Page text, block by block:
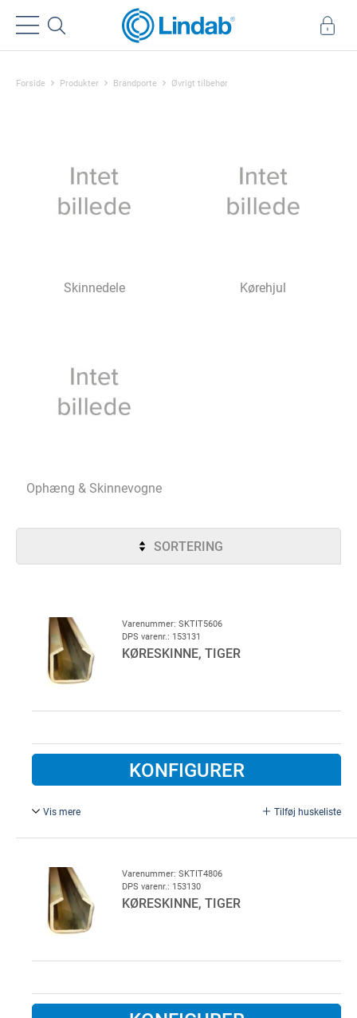
Forside Produkter Brandporte Øvrigt tilbehør
Skinnedele Kørehjul
Ophæng & Skinnevogne
SORTERING
Varenummer: SKTIT5606
DPS varenr.: 153131
KØRESKINNE, TIGER
KONFIGURER
Vis mere Tilføj huskeliste
Varenummer: SKTIT4806
DPS varenr.: 153130
KØRESKINNE, TIGER